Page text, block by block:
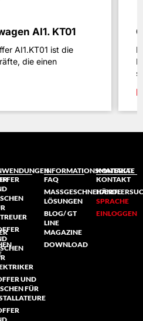
AI1. KT01
AI1.KT01 ist die
die einen
UND
FÜR
INFORMATIONSMATERIAL
FAQ
MASSGESCHNEIDERTE L
ÖSUNGEN
BLOG/ GT
LINE
MAGAZINE
DOWNLOAD
KONTAKTE
KONTAKT
SPRACHE
EINLOGGEN